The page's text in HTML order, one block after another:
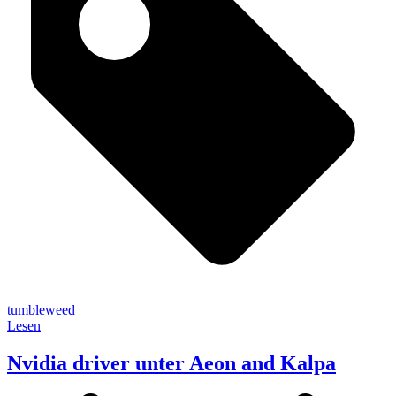
tumbleweed
Lesen
Nvidia driver unter Aeon and Kalpa